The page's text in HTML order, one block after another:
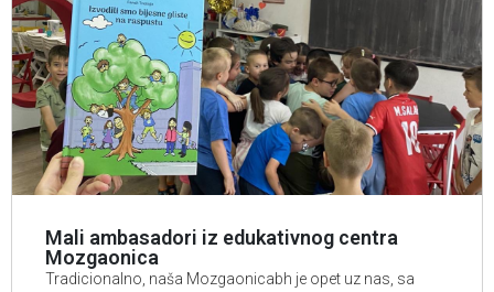
Mali ambasadori iz edukativnog centra
Mozgaonica
Tradicionalno, naša Mozgaonicabh je opet uz nas, sa